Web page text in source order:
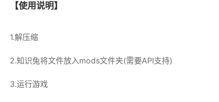
【使用说明】
1.解压缩
2.知识兔将文件放入mods文件夹(需要API支持)
3.运行游戏